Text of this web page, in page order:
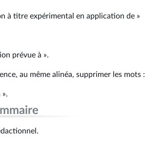
à titre expérimental en application de »
prévue à ».
au même alinéa, supprimer les mots :